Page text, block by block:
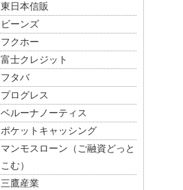
東日本信販
ビーンズ
フクホー
富士クレジット
フタバ
プログレス
ベルーナノーティス
ポケットキャッシング
マンモスローン（ご融資どっと
こむ）
三鷹産業